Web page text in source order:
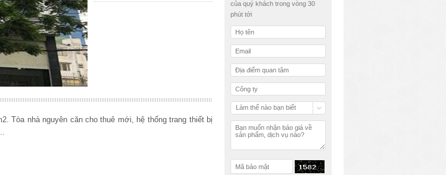
Tòa nhà nguyên căn cho thuê mới, hệ thống trang thiết bị
của quý khách trong vòng 30
phút tới
Làm thế nào bạn biết